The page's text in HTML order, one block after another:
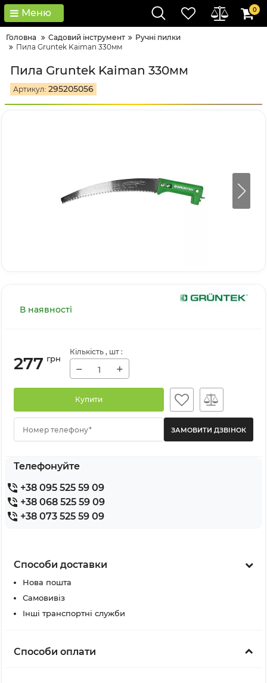
Меню 0
Головна Садовий інструмент
Ручні пилки
Пила Gruntek Kaiman 330мм
Пила Gruntek Kaiman 330мм
Артикул: 295205056
В наявності
277 грн
Кількість , шт :
− +
Купити
Номер телефону*
Телефонуйте
+38 095 525 59 09
+38 068 525 59 09
+38 073 525 59 09
Способи доставки
Нова пошта
Самовивіз
Інші транспортні служби
Способи оплати